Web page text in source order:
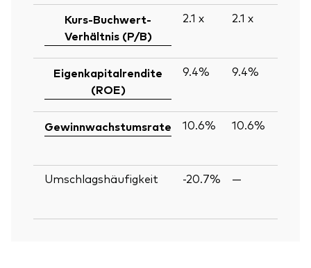
Kurs-Buchwert-
Verhältnis (P/B)
2.1 x 2.1 x
Eigenkapitalrendite
(ROE)
9.4% 9.4%
Gewinnwachstumsrate 10.6% 10.6%
Umschlagshäufigkeit -20.7% —